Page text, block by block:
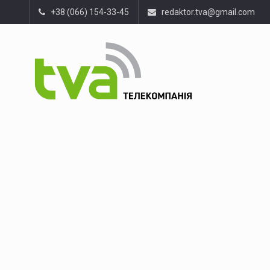
+38 (066) 154-33-45 redaktor.tva@gmail.com